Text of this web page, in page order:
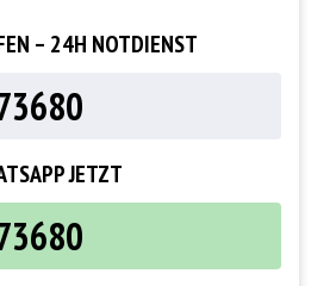
– 24H NOTDIENST
JETZT